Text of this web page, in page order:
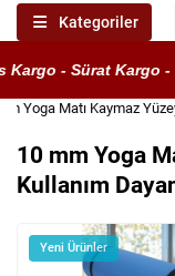
Kategoriler
- Sürat Kargo -
Yoga Matı Kaymaz
10 mm Yoga
Kullanım
Yeni Ürünler